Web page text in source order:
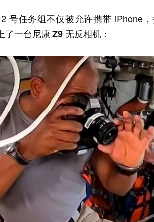
号任务组不仅被允许携带 iPhone
了一台尼康 Z9 无反相机 ：